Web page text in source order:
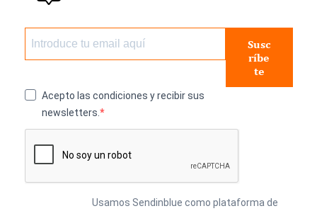
Susc
ríbe
te
Acepto las condiciones y recibir sus
newsletters.
Usamos Sendinblue como plataforma de